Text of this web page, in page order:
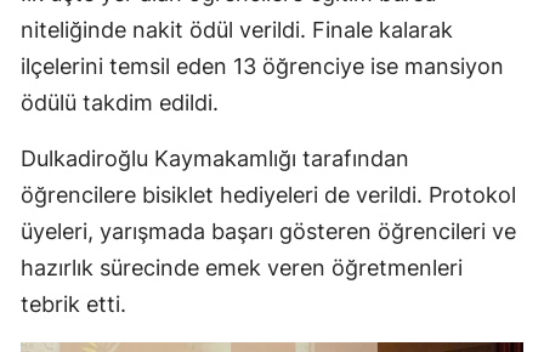
niteliğinde nakit ödül verildi. Finale kalarak
ilçelerini temsil eden 13 öğrenciye ise mansiyon
ödülü takdim edildi.
Dulkadiroğlu Kaymakamlığı tarafından
öğrencilere bisiklet hediyeleri de verildi. Protokol
üyeleri, yarışmada başarı gösteren öğrencileri ve
hazırlık sürecinde emek veren öğretmenleri
tebrik etti.